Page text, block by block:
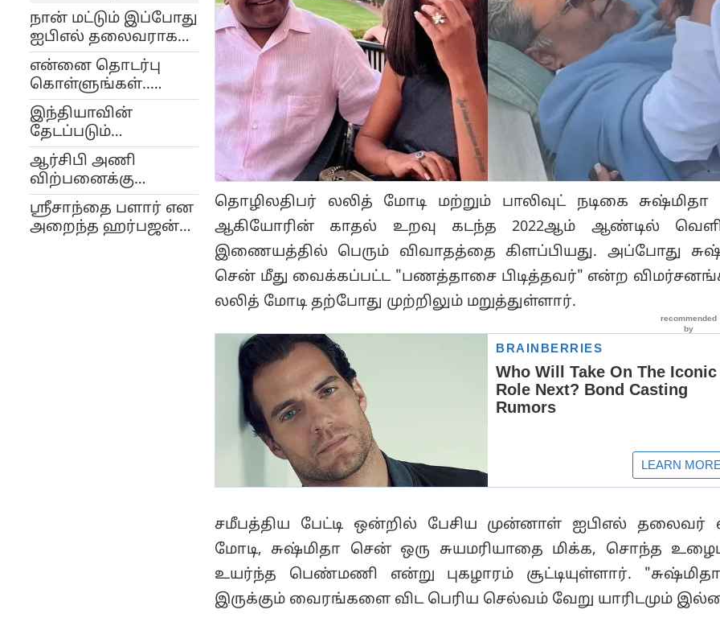
நான் மட்டும் இப்போது
ஐபிஎல் தலைவராக
இருந்திருந்தால்
லக்னோ அணியை
தடை செய்திருப்பேன்:
லலித் மோடி
என்னை தொடர்பு
கொள்ளுங்கள்..
நாட்டை விட்டு
ஓடிப்போன லலித்
மோடி, காவ்யா
மாறனுக்கு சொன்ன
மெசேஜ்..
இந்தியாவின்
தேடப்படும்
குற்றவாளி விஜய்
மல்லையாவின்
பிறந்த நாள் விழா..
லலித் மோடி
பங்கேற்பு
ஆர்சிபி அணி
விற்பனைக்கு
வருகிறதா? ஐபிஎல்
அரங்கில் பெரும்
பரபரப்பு!
ஸ்ரீசாந்தை பளார் என
அறைந்த ஹர்பஜன்
தொழிலதிபர் லலித் மோடி மற்றும் பாலிவுட் நடிகை
ஆகியோரின் காதல் உறவு கடந்த 2022ஆம் ஆண்டில்
இணையத்தில் பெரும் விவாதத்தை கிளப்பியது. அப்போது
சென் மீது வைக்கப்பட்ட "பணத்தாசை பிடித்தவர்" என்ற
லலித் மோடி தற்போது முற்றிலும் மறுத்துள்ளார்.
சமீபத்திய பேட்டி ஒன்றில் பேசிய முன்னாள் ஐபிஎல் தலைவர்
மோடி, சுஷ்மிதா சென் ஒரு சுயமரியாதை மிக்க, சொந்த
உயர்ந்த பெண்மணி என்று புகழாரம் சூட்டியுள்ளார்.
இருக்கும் வைரங்களை விட பெரிய செல்வம் வேறு யாரிடமும்